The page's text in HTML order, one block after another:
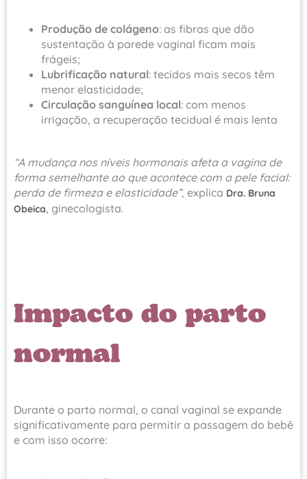
Produção de colágeno: as fibras que dão
sustentação à parede vaginal ficam mais
frágeis;
Lubrificação natural: tecidos mais secos têm
menor elasticidade;
Circulação sanguínea local: com menos
irrigação, a recuperação tecidual é mais lenta
“A mudança nos níveis hormonais afeta a vagina de
forma semelhante ao que acontece com a pele facial:
perda de firmeza e elasticidade”, explica Dra. Bruna
Obeica, ginecologista.
Impacto do parto
normal
Durante o parto normal, o canal vaginal se expande
significativamente para permitir a passagem do bebê
e com isso ocorre: